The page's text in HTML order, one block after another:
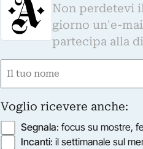
Non perdetevi
giorno un'e-
partecipa alla
Nome
Voglio ricevere anche:
Segnala: focus su mostre,
Incanti: il settimanale sul